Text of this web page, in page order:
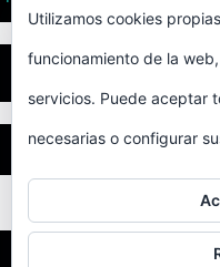
BEST ELEGANT TEMPLATES
Utilizamos cookies
funcionamiento de la
servicios. Puede aceptar
necesarias o configurar